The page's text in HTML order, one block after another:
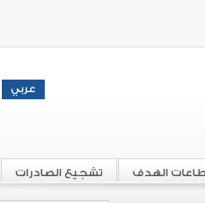
تشجيع الصادرات الهدف